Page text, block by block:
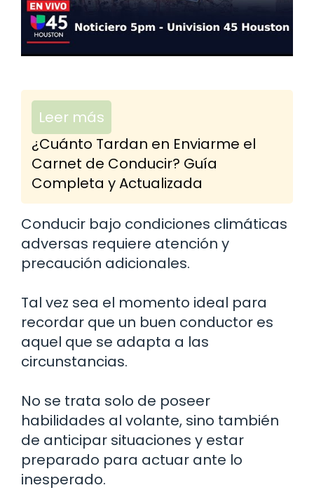
Leer más
¿Cuánto Tardan en Enviarme el
Carnet de Conducir? Guía
Completa y Actualizada
Conducir bajo condiciones climáticas
adversas requiere atención y
precaución adicionales.
Tal vez sea el momento ideal para
recordar que un buen conductor es
aquel que se adapta a las
circunstancias.
No se trata solo de poseer
habilidades al volante, sino también
de anticipar situaciones y estar
preparado para actuar ante lo
inesperado.